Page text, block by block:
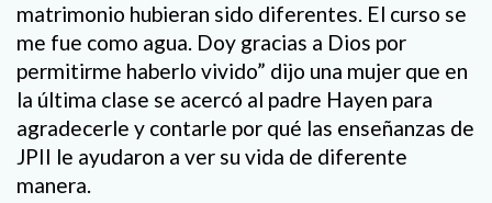
matrimonio hubieran sido diferentes. El curso se
me fue como agua. Doy gracias a Dios por
permitirme haberlo vivido” dijo una mujer que en
la última clase se acercó al padre Hayen para
agradecerle y contarle por qué las enseñanzas de
JPII le ayudaron a ver su vida de diferente
manera.